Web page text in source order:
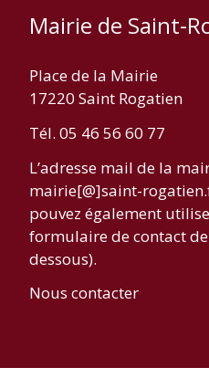
Mairie de Saint-
Place de la Mairie
17220 Saint Rogatien
Tél. 05 46 56 60 77
L’adresse mail de la
mairie[@]saint-
pouvez également
formulaire de contact de
dessous).
Nous contacter